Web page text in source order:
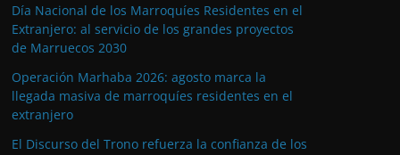
Día Nacional de los Marroquíes Residentes en el
Extranjero: al servicio de los grandes proyectos
de Marruecos 2030
Operación Marhaba 2026: agosto marca la
llegada masiva de marroquíes residentes en el
extranjero
El Discurso del Trono refuerza la confianza de los